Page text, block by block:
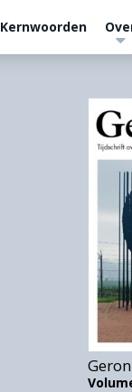
Kernwoorden
Geron